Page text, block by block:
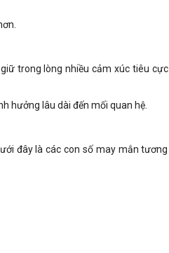
trong lòng nhiều cảm xúc tiêu cực
hưởng lâu dài đến mối quan hệ.
đây là các con số may mắn tương